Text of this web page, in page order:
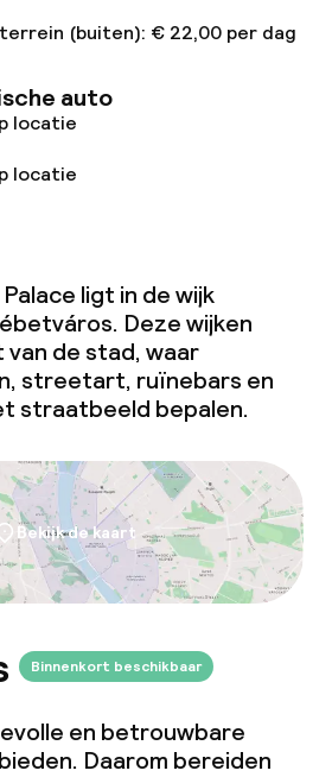
(buiten): € 22,00 per dag
auto
locatie
locatie
ligt in de wijk
Deze wijken
de stad, waar
streetart, ruïnebars en
straatbeeld bepalen.
Bekijk de kaart
Binnenkort beschikbaar
en betrouwbare
Daarom bereiden